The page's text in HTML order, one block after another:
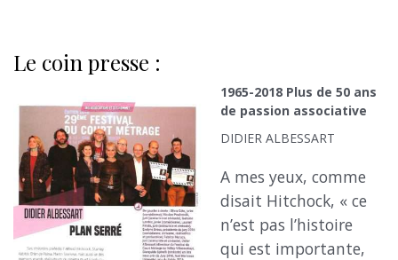
Le coin presse :
1965-2018 Plus de 50 ans
de passion associative
DIDIER ALBESSART
A mes yeux, comme
disait Hitchock, « ce
n’est pas l’histoire
qui est importante,